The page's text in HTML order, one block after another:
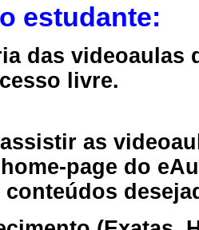
estudante:
das videoaulas
livre.
as
page do
conteúdos